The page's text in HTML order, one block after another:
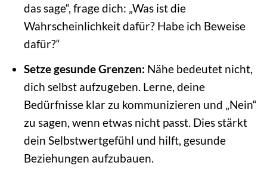
das sage“, frage dich: „Was ist die
Wahrscheinlichkeit dafür? Habe ich Beweise
dafür?“
Setze gesunde Grenzen: Nähe bedeutet nicht,
dich selbst aufzugeben. Lerne, deine
Bedürfnisse klar zu kommunizieren und „Nein“
zu sagen, wenn etwas nicht passt. Dies stärkt
dein Selbstwertgefühl und hilft, gesunde
Beziehungen aufzubauen.